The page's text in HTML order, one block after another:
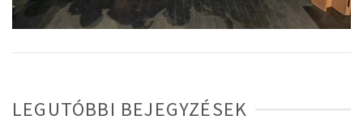
LEGUTÓBBI BEJEGYZÉSEK